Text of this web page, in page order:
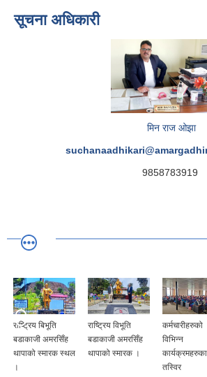
सूचना अधिकारी
मिन राज ओझा
9858783919
राष्ट्रिय बिभूति
बडाकाजी अमरसिँह
थापाको स्मारक स्थल
राष्ट्रिय विभूति
बडाकाजी अमरसिँह
थापाको स्मारक ।
कर्मचारीहरुको
विभिन्न
कार्यक्रमहरुका
तस्विर